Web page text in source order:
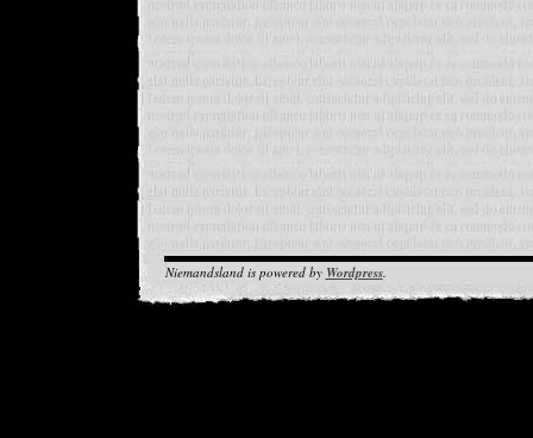
Niemandsland is powered by Wordpress.